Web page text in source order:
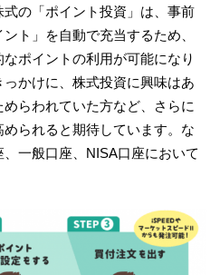
の「ポイント投資」は、事前
ト」を自動で充当するため、
ポイントの利用が可能になり
かけに、株式投資に興味はあ
らわれていた方など、さらに
られると期待しています。な
一般口座、NISA口座において